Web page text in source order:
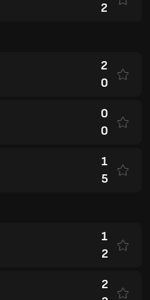
2
2
0
0
0
1
5
1
2
2